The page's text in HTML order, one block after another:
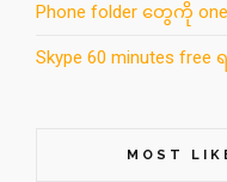
Phone folder တွေကို
Skype 60 minutes free
MOST